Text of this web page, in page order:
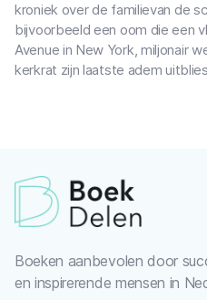
kroniek over de familievan de
bijvoorbeeld een oom die een
Avenue in New York, miljonair
kerkrat zijn laatste adem
Boeken aanbevolen door
en inspirerende mensen in